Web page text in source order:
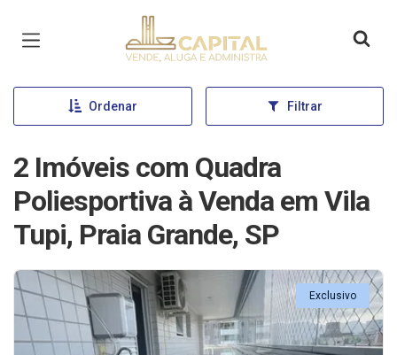
Página inicial
Ordenar Filtrar
2 Imóveis com Quadra
Poliesportiva à Venda em Vila
Tupi, Praia Grande, SP
Exclusivo